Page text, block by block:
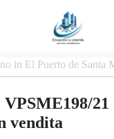
in El Puerto de Santa
VPSME198/21
vendita